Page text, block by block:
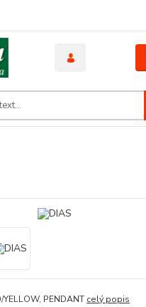
PENDANT celý popis